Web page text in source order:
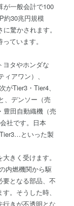
が一般会計で100
約30兆円規模
驚かされます。
ています。
ヨタやホンダな
アワン）、
Tier3・Tier4、
、デンソー（売
豊田自動織機（売
社です。日本
といった製
きく受けます。
内燃機関から駆
となる部品、不
。そうした時、
きが不透明とな